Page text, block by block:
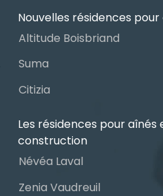
Nouvelles résidences pour
Altitude Boisbriand
Suma
Citizia
Les résidences pour aînés
construction
Névéa Laval
Zenia Vaudreuil